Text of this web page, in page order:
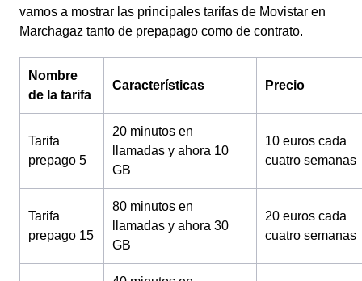
vamos a mostrar las principales tarifas de Movistar en
Marchagaz tanto de prepapago como de contrato.
Nombre
de la tarifa
Características Precio
Tarifa
prepago 5
20 minutos en
llamadas y ahora 10
GB
10 euros cada
cuatro semanas
Tarifa
prepago 15
80 minutos en
llamadas y ahora 30
GB
20 euros cada
cuatro semanas